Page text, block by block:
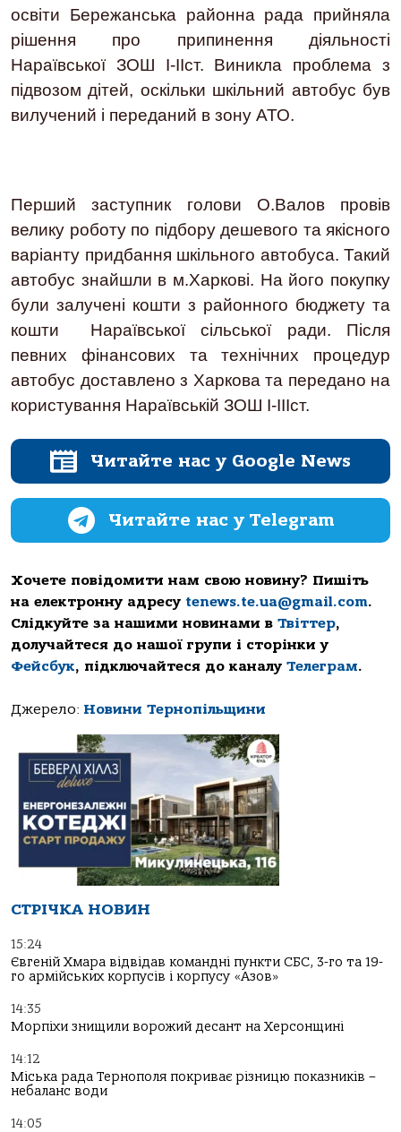
освіти Бережанська районна рада прийняла
рішення про припинення діяльності
Нараївської ЗОШ І-ІІст. Виникла проблема з
підвозом дітей, оскільки шкільний автобус був
вилучений і переданий в зону АТО.
Перший заступник голови О.Валов провів
велику роботу по підбору дешевого та якісного
варіанту придбання шкільного автобуса. Такий
автобус знайшли в м.Харкові. На його покупку
були залучені кошти з районного бюджету та
кошти Нараївської сільської ради. Після
певних фінансових та технічних процедур
автобус доставлено з Харкова та передано на
користування Нараївській ЗОШ І-ІІІст.
Читайте нас у Google News
Читайте нас у Telegram
Хочете повідомити нам свою новину? Пишіть
на електронну адресу tenews.te.ua@gmail.com.
Слідкуйте за нашими новинами в Твіттер,
долучайтеся до нашої групи і сторінки у
Фейсбук, підключайтеся до каналу Телеграм.
Джерело: Новини Тернопільщини
СТРІЧКА НОВИН
15:24
Євгеній Хмара відвідав командні пункти СБС, 3-го та 19-
го армійських корпусів і корпусу «Азов»
14:35
Морпіхи знищили ворожий десант на Херсонщині
14:12
Міська рада Тернополя покриває різницю показників –
небаланс води
14:05